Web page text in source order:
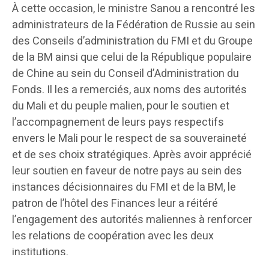
À cette occasion, le ministre Sanou a rencontré les
administrateurs de la Fédération de Russie au sein
des Conseils d’administration du FMI et du Groupe
de la BM ainsi que celui de la République populaire
de Chine au sein du Conseil d’Administration du
Fonds. Il les a remerciés, aux noms des autorités
du Mali et du peuple malien, pour le soutien et
l’accompagnement de leurs pays respectifs
envers le Mali pour le respect de sa souveraineté
et de ses choix stratégiques. Après avoir apprécié
leur soutien en faveur de notre pays au sein des
instances décisionnaires du FMI et de la BM, le
patron de l’hôtel des Finances leur a réitéré
l’engagement des autorités maliennes à renforcer
les relations de coopération avec les deux